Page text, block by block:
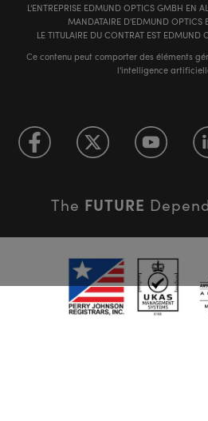
L'ENTREPRISE EDMUND OPTICS GMBH EN
MANDATAIRE D'EDMUND OPTICS
LE TITULAIRE DU CONTRAT EST EDMUND
Ce contenu peut comporter des éléments
l'intelligence
The FUTURE